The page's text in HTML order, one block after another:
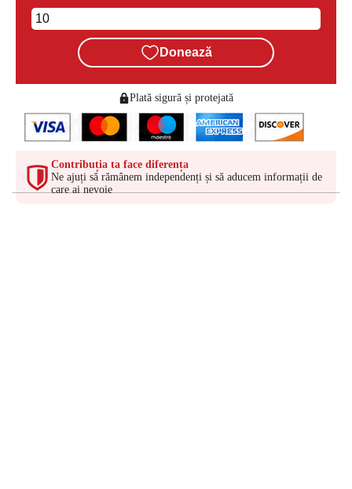
Donează
Plată sigură și protejată
Contribuția ta face diferența
Ne ajuți să rămânem independenți și să aducem informații de
care ai nevoie